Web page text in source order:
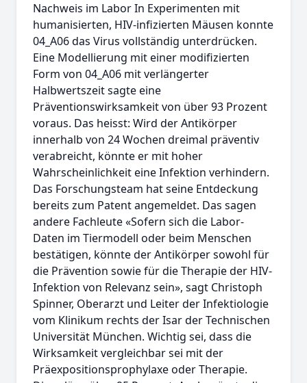
Nachweis im Labor In Experimenten mit
humanisierten, HIV-infizierten Mäusen konnte
04_A06 das Virus vollständig unterdrücken.
Eine Modellierung mit einer modifizierten
Form von 04_A06 mit verlängerter
Halbwertszeit sagte eine
Präventionswirksamkeit von über 93 Prozent
voraus. Das heisst: Wird der Antikörper
innerhalb von 24 Wochen dreimal präventiv
verabreicht, könnte er mit hoher
Wahrscheinlichkeit eine Infektion verhindern.
Das Forschungsteam hat seine Entdeckung
bereits zum Patent angemeldet. Das sagen
andere Fachleute «Sofern sich die Labor-
Daten im Tiermodell oder beim Menschen
bestätigen, könnte der Antikörper sowohl für
die Prävention sowie für die Therapie der HIV-
Infektion von Relevanz sein», sagt Christoph
Spinner, Oberarzt und Leiter der Infektiologie
vom Klinikum rechts der Isar der Technischen
Universität München. Wichtig sei, dass die
Wirksamkeit vergleichbar sei mit der
Präexpositionsprophylaxe oder Therapie.